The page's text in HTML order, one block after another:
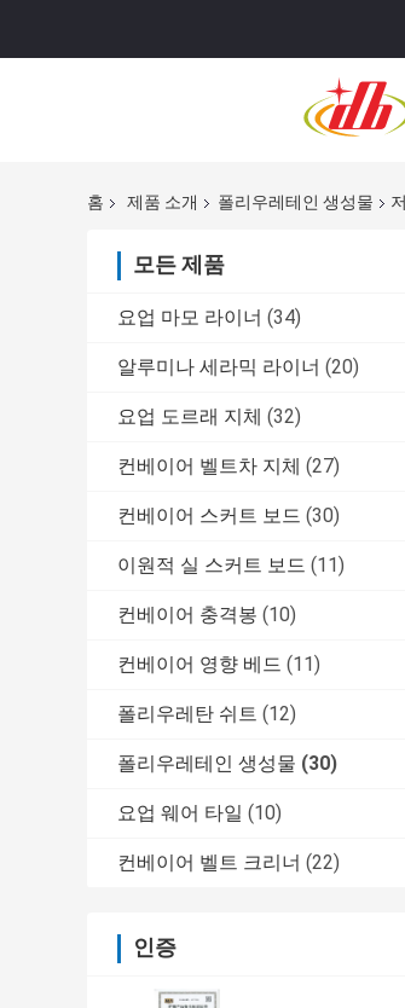
홈 제품 소개 폴리우레테인 생성물
모든 제품
요업 마모 라이너 (34)
알루미나 세라믹 라이너 (20)
요업 도르래 지체 (32)
컨베이어 벨트차 지체 (27)
컨베이어 스커트 보드 (30)
이원적 실 스커트 보드 (11)
컨베이어 충격봉 (10)
컨베이어 영향 베드 (11)
폴리우레탄 쉬트 (12)
폴리우레테인 생성물 (30)
요업 웨어 타일 (10)
컨베이어 벨트 크리너 (22)
인증